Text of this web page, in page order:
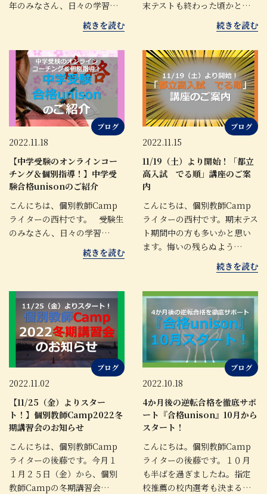
年のみなさん、日々の学習…
続きを読む
末テストも終わった頃かと…
続きを読む
ブログ
2022.11.18
【中学受験のオンラインコー
チング＆個別指導！】中学受
験合格unisonのご紹介
こんにちは、個別教師Camp
ライターの西村です。 受験生
のみなさん、日々の学習…
続きを読む
ブログ
2022.11.15
11/19（土）より開始！「都立
高入試 でる順」講座のご案
内
こんにちは、個別教師Camp
ライターの西村です。期末テス
ト期間中の方も多いかと思い
ます。悔いの残らぬよう…
続きを読む
ブログ
2022.11.02
【11/25（金）よりスター
ト！】個別教師Camp2022冬
期講習会のお知らせ
こんにちは、個別教師Camp
ライターの後藤です。今月１
１月２５日（金）から、個別
教師Campの冬期講習会…
ブログ
2022.10.18
4か月後の逆転合格を徹底サポ
ート『合格unison』10月から
スタート！
こんにちは。個別教師Camp
ライターの後藤です。１０月
も半ばを過ぎましたね。指定
校推薦の校内選考も決まる…